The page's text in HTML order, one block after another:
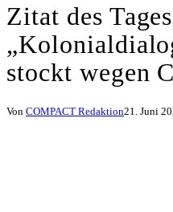
Zitat des
stockt wegen
Von COMPACT Redaktion21. Juni